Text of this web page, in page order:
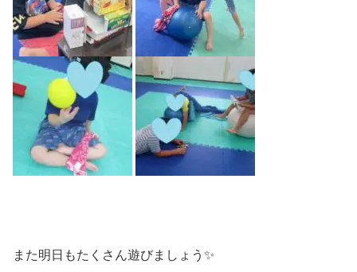
また明日もたくさん遊びましょう✨